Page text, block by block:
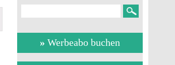
» Werbeabo buchen